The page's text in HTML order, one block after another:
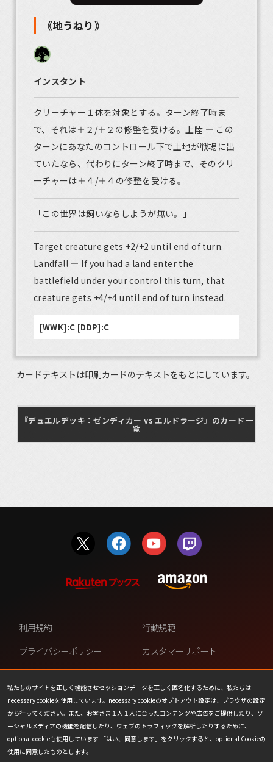
《地うねり》
インスタント
クリーチャー１体を対象とする。ターン終了時ま
で、それは＋２/＋２の修整を受ける。上陸 ― この
ターンにあなたのコントロール下で土地が戦場に出
ていたなら、代わりにターン終了時まで、そのクリ
ーチャーは＋４/＋４の修整を受ける。
「この世界は飼いならしようが無い。」
Target creature gets +2/+2 until end of turn.
Landfall — If you had a land enter the
battlefield under your control this turn, that
creature gets +4/+4 until end of turn instead.
[WWK]:C [DDP]:C
カードテキストは印刷カードのテキストをもとにしています。
『デュエルデッキ：ゼンディカー vs エルドラージ』のカード一
覧
私たちのサイトを正しく機能させセッションデータを正しく匿名化するために、私たちは
necessary cookieを使用しています。necessary cookieのオプトアウト設定は、ブラウザの設定
から行ってください。また、お客さま１人１人に合ったコンテンツや広告をご提供したり、ソ
ーシャルメディアの機能を配信したり、ウェブのトラフィックを解析したりするために、
optional cookieも使用しています 「はい、同意します」をクリックすると、optional Cookieの
使用に同意したものとします。
利用規約
行動規範
プライバシーポリシー
カスタマーサポート
ファンコンテンツ・ポリシー
個人情報の販売や共有を許可し
ない
COOKIE
プレスリリース
会社情報
お問い合わせ